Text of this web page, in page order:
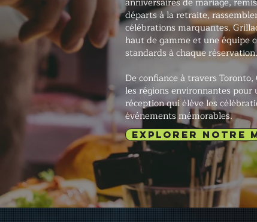
départs à la retraite,
célébrations marquantes.
haut de gamme et une équipe
standards à chaque réservation.
De confiance à travers
les régions environnantes
réception qui élève les
événements mémorables.
EXPLORER NOTRE